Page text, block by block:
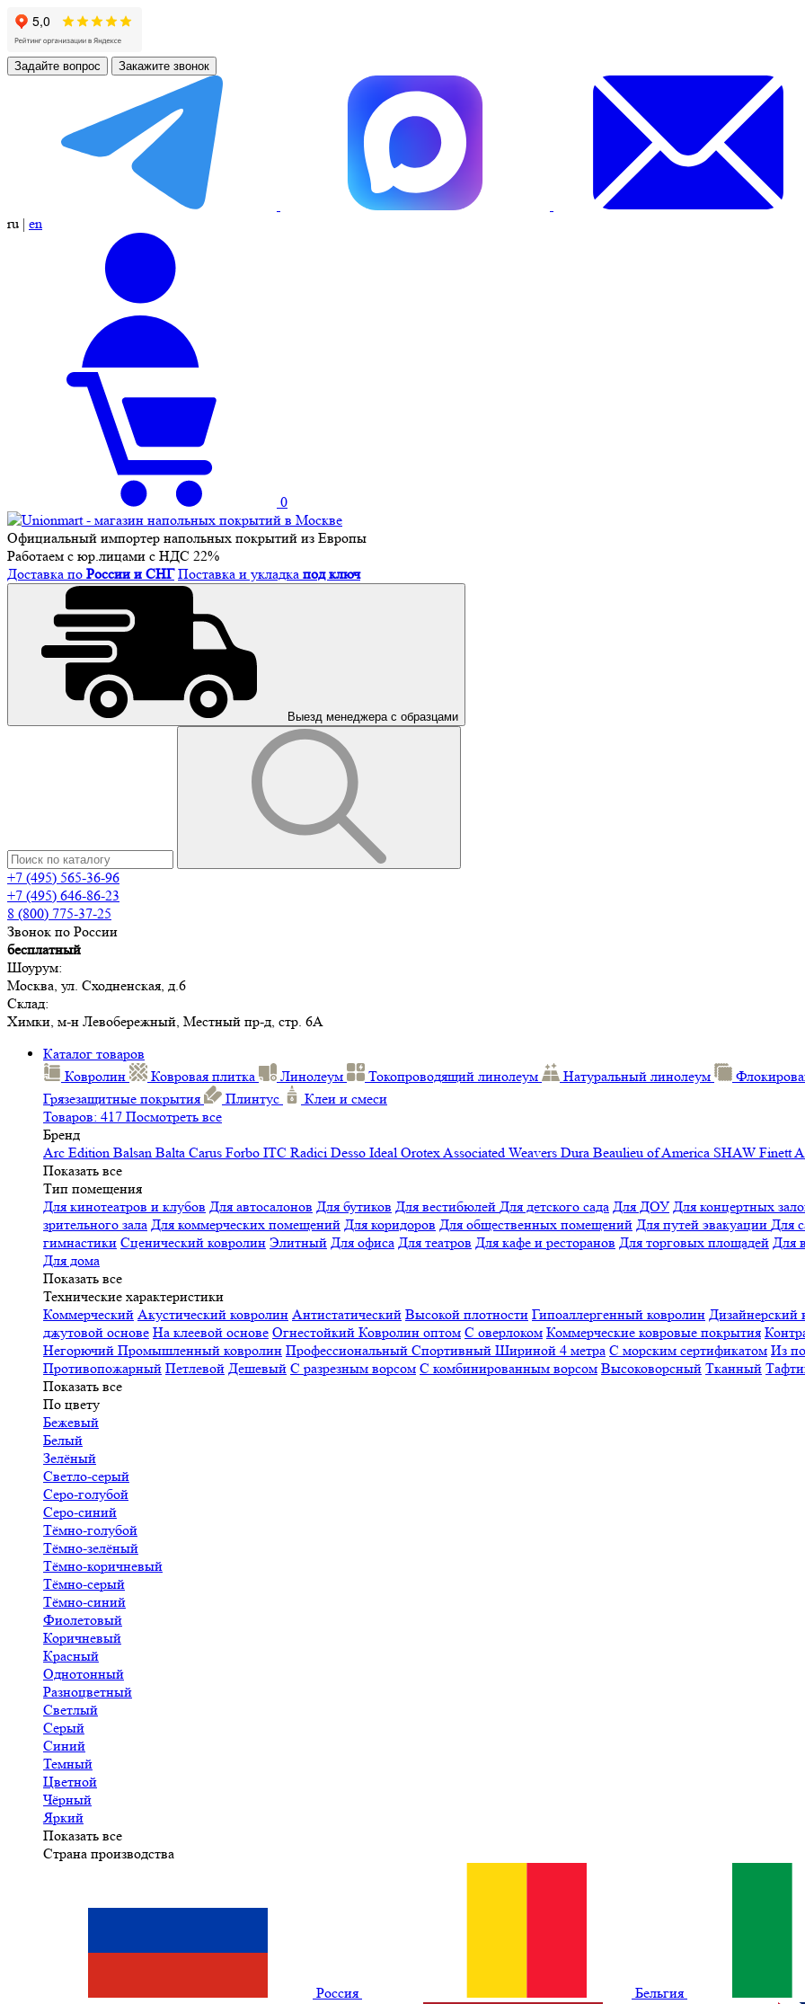
Задайте вопрос Закажите звонок
ru | en
0
Официальный импортер напольных покрытий из Европы
Работаем с юр.лицами с НДС 22%
Доставка по России и СНГ Поставка и укладка под ключ
Выезд менеджера с образцами
+7 (495) 565-36-96
+7 (495) 646-86-23
8 (800) 775-37-25
Звонок по России
бесплатный
Шоурум:
Москва, ул. Сходненская, д.6
Склад:
Химки, м-н Левобережный, Местный пр-д, стр. 6А
Каталог товаров
Ковролин
Ковровая плитка Линолеум Токопроводящий линолеум Натуральный линолеум
Грязезащитные покрытия
Плинтус
Клеи и смеси
Товаров: 417 Посмотреть все
Бренд
Arc Edition Balsan Balta Carus Forbo ITC Radici Desso Ideal OrotexAssociated Weavers Dura Beaulieu of America SHAW Finett
Показать все
Тип помещения
Для кинотеатров и клубов Для автосалонов Для бутиков Для вестибюлей Для детского сада Для ДОУ Для концертных
зрительного зала Для коммерческих помещений Для коридоров Для общественных помещений Для путей эвакуации Для
гимнастики Сценический ковролин Элитный Для офиса Для театров Для кафе и ресторанов Для торговых площадей Для
Для дома
Показать все
Технические характеристики
Коммерческий Акустический ковролин Антистатический Высокой плотности Гипоаллергенный ковролин Дизайнерский
джутовой основе На клеевой основе Огнестойкий Ковролин оптом С оверлоком Коммерческие ковровые покрытия
Негорючий Промышленный ковролин Профессиональный Спортивный Шириной 4 метра С морским сертификатом Из
Противопожарный Петлевой Дешевый С разрезным ворсом С комбинированным ворсом Высоковорсный Тканный
Показать все
По цвету
Бежевый
Белый
Зелёный
Светло-серый
Серо-голубой
Серо-синий
Тёмно-голубой
Тёмно-зелёный
Тёмно-коричневый
Тёмно-серый
Тёмно-синий
Фиолетовый
Коричневый
Красный
Однотонный
Разноцветный
Светлый
Серый
Синий
Темный
Цветной
Чёрный
Яркий
Показать все
Страна производства
Россия Бельгия